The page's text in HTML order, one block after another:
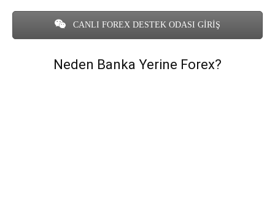
CANLI FOREX DESTEK ODASI GİRİŞ
Neden Banka Yerine Forex?